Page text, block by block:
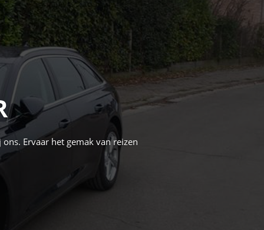
Ervaar het gemak van reizen